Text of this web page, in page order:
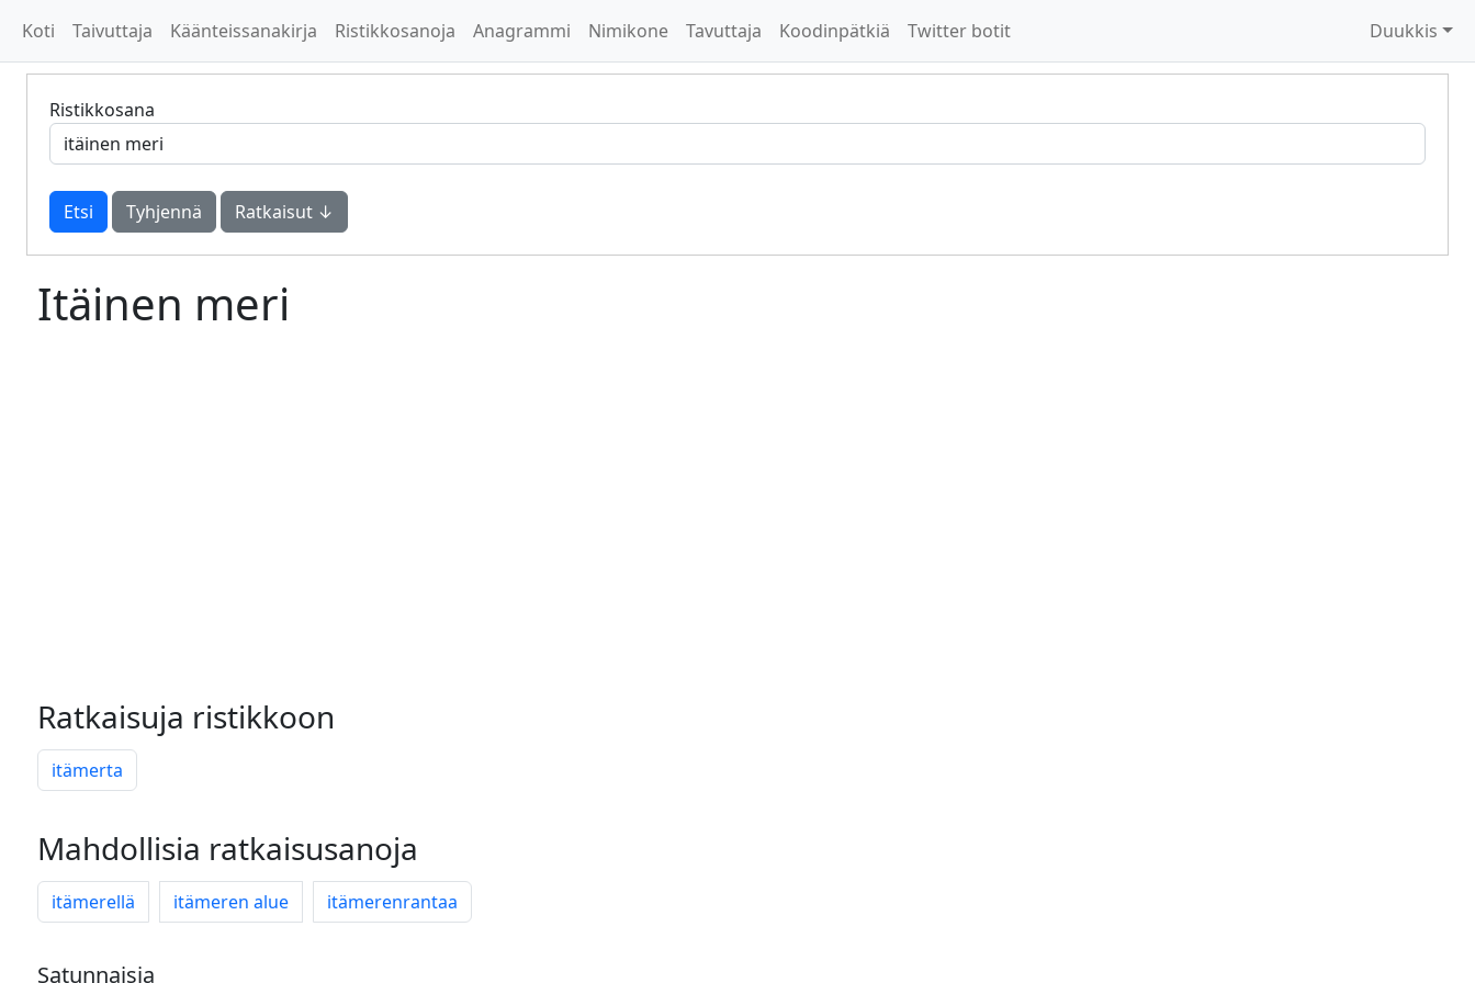
Koti Taivuttaja Käänteissanakirja Ristikkosanoja Anagrammi Nimikone Tavuttaja Koodinpätkiä Twitter botit Duukkis
Ristikkosana
Tyhjennä Ratkaisut ↓
Itäinen meri
Ratkaisuja ristikkoon
itämerta
Mahdollisia ratkaisusanoja
itämerellä itämeren alue itämerenrantaa
Satunnaisia